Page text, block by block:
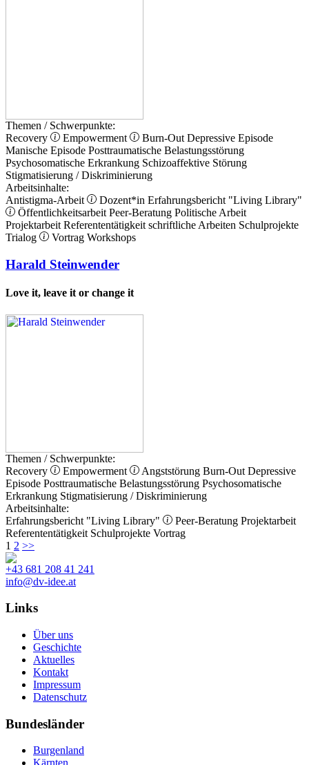
Themen / Schwerpunkte:
Recovery
Empowerment Burn-Out Depressive Episode
Manische Episode Posttraumatische Belastungsstörung
Psychosomatische Erkrankung Schizoaffektive Störung
Stigmatisierung / Diskriminierung
Arbeitsinhalte:
Antistigma-Arbeit
Dozent*in Erfahrungsbericht "Living Library"
Öffentlichkeitsarbeit Peer-Beratung Politische Arbeit
Projektarbeit Referententätigkeit schriftliche Arbeiten Schulprojekte
Trialog
Vortrag Workshops
Harald Steinwender
Love it, leave it or change it
Themen / Schwerpunkte:
Recovery
Empowerment Angststörung Burn-Out Depressive
Episode Posttraumatische Belastungsstörung Psychosomatische
Erkrankung Stigmatisierung / Diskriminierung
Arbeitsinhalte:
Erfahrungsbericht "Living Library" Peer-Beratung Projektarbeit
Referententätigkeit Schulprojekte Vortrag
1 2 >>
+43 681 208 41 241
info@dv-idee.at
Links
Über uns
Geschichte
Aktuelles
Kontakt
Impressum
Datenschutz
Bundesländer
Burgenland